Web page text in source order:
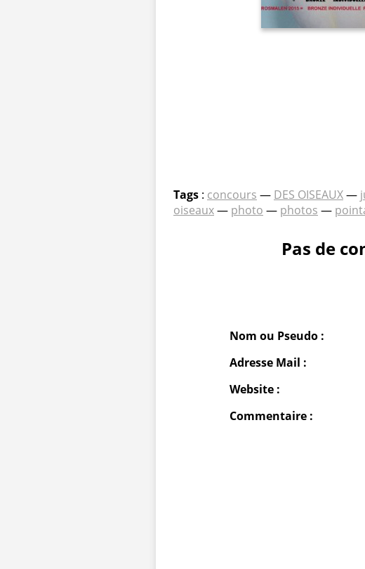
Tags : concours — DES OISEAUX—
oiseaux— photo — photos —
Pas de
Nom ou Pseudo :
Adresse Mail :
Website :
Commentaire :